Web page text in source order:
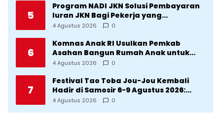
5
Program NADI JKN Solusi Pembayaran
Iuran JKN Bagi Pekerja yang
Penghasilannya Tidak Tetap
4 Agustus 2026 0
6
Komnas Anak RI Usulkan Pemkab
Asahan Bangun Rumah Anak untuk
Korban Kekerasan
4 Agustus 2026 0
7
Festival Tao Toba Jou-Jou Kembali
Hadir di Samosir 6-9 Agustus 2026:
Datang Saksikan Kemeriahan dan Raih
4 Agustus 2026 0